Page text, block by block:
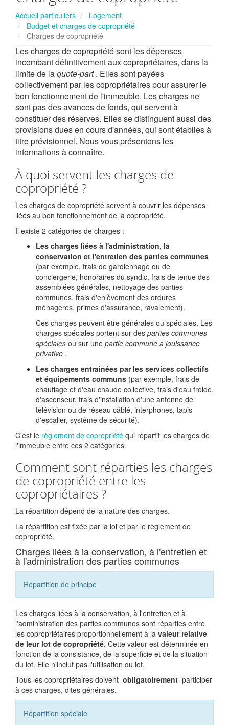
Accueil particuliers
Logement
Budget et charges de copropriété
Charges de copropriété
Les charges de copropriété sont les dépenses
incombant définitivement aux copropriétaires, dans la
limite de laquote-part . Elles sont payées
collectivement par les copropriétaires pour assurer le
bon fonctionnement de l'immeuble. Les charges ne
sont pas des avances de fonds, qui servent à
constituer des réserves. Elles se distinguent aussi des
provisions dues en cours d'années, qui sont établies à
titre prévisionnel. Nous vous présentons les
informations à connaître.
À quoi servent les charges de
copropriété ?
Les charges de copropriété servent à couvrir les dépenses
liées au bon fonctionnement de la copropriété.
Il existe 2 catégories de charges :
Les charges liées à l'administration, la
conservation et l'entretien des parties communes
(par exemple, frais de gardiennage ou de
conciergerie, honoraires du syndic, frais de tenue des
assemblées générales, nettoyage des parties
communes, frais d'enlèvement des ordures
ménagères, primes d'assurance, ravalement).
Ces charges peuvent être générales ou spéciales. Les
charges spéciales portent sur des parties communes
spéciales ou sur une partie commune à jouissance
privative .
Les charges entrainées par les services collectifs
et équipements communs (par exemple, frais de
chauffage et d'eau chaude collective, frais d'eau froide,
d'ascenseur, frais d'installation d'une antenne de
télévision ou de réseau câblé, interphones, tapis
d'escalier, système de sécurité).
C'est le règlement de copropriété qui répartit les charges de
l'immeuble entre ces 2 catégories.
Comment sont réparties les charges
de copropriété entre les
copropriétaires ?
La répartition dépend de la nature des charges.
La répartition est fixée par la loi et par le règlement de
copropriété.
Charges liées à la conservation, à l'entretien et
à l'administration des parties communes
Répartition de principe
Les charges liées à la conservation, à l'entretien et à
l'administration des parties communes sont réparties entre
les copropriétaires proportionnellement à la valeur relative
de leur lot de copropriété. Cette valeur est déterminée en
fonction de la consistance, de la superficie et de la situation
du lot. Elle n'inclut pas l'utilisation du lot.
Tous les copropriétaires doivent obligatoirement participer
à ces charges, dites générales.
Répartition spéciale